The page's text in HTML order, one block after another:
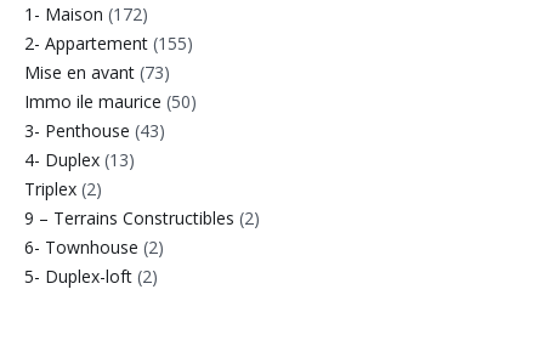
1- Maison (172)
2- Appartement (155)
Mise en avant (73)
Immo ile maurice (50)
3- Penthouse (43)
4- Duplex (13)
Triplex (2)
9 – Terrains Constructibles (2)
6- Townhouse (2)
5- Duplex-loft (2)